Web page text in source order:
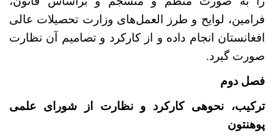
فرامین، لوایح و طرز العمل‌های وزارت تحصیلات عالی
افغانستان انجام داده و از کارکرد و تصامیم آن نظارت
صورت گیرد.
فصل دوم
ترکیب، نحوه‏ی کارکرد و نظارت از شورای علمی
پوهنتون